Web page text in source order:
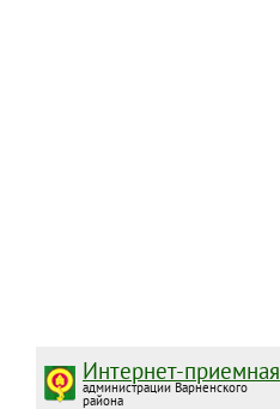
Интернет-приемная
администрации Варненского
района